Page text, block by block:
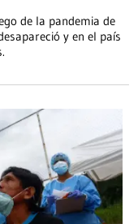
de la pandemia de
y en el país